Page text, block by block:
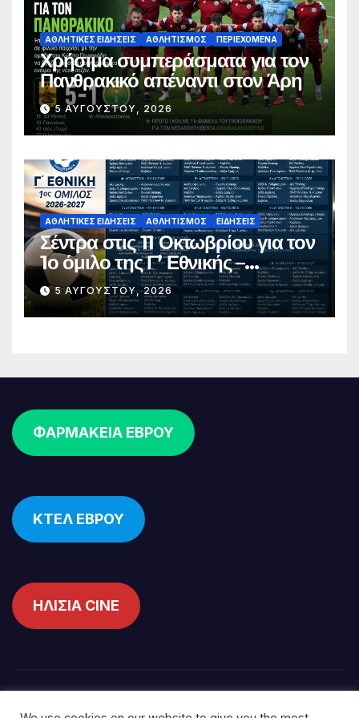
ΑΘΛΗΤΙΚΈΣ ΕΙΔΉΣΕΙΣ ΑΘΛΗΤΙΣΜΌΣ ΠΕΡΙΕΧΌΜΕΝΑ
Χρήσιμα συμπεράσματα για τον
Πανθρακικό απέναντι στον Άρη
5 ΑΥΓΟΎΣΤΟΥ, 2026
ΑΘΛΗΤΙΚΈΣ ΕΙΔΉΣΕΙΣ ΑΘΛΗΤΙΣΜΌΣ ΕΙΔΉΣΕΙΣ
Σέντρα στις 11 Οκτωβρίου για τον
1ο όμιλο της Γ’ Εθνικής –
Ανακοινώθηκε το πλήρες
πρόγραμμα
5 ΑΥΓΟΎΣΤΟΥ, 2026
ΦΑΡΜΑΚΕΙΑ ΕΒΡΟΥ
ΚΤΕΛ ΕΒΡΟΥ
ΗΛΙΣΙΑ CINE